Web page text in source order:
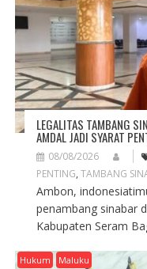
LEGALITAS TAMBANG
AMDAL JADI SYARAT
08/08/2026
PENTING, TAMBANG
Ambon,
penambang sinabar
Kabupaten Seram
Hukum Maluku